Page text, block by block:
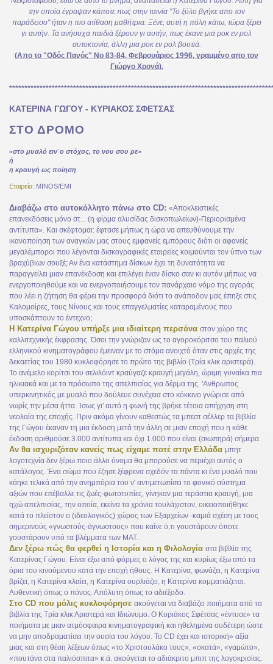
την οποία έγραψαν κάποτε πως στην ταινία "Το ξύλο βγήκε απο τον
παράδεισο" ήταν η πιο ατίθαση μαθήτρια. Ξένε, αυτή η πόλη κάτω, τώρα ξέρει
γι αυτήν. Τα ανήσυχα παιδιά ξέρουν γι αυτήν, πως έκανε μια ροκ εν ρολ
αυτοκτονία, άλλη μια ροκ εν ρολ βουτιά.
(Απο το "Οδός Πανός" Νο 83-84, Φεβρουάριος 1996, γραμμένο απο τον
Γιώργο Χρονά).
ΚΑΤΕΡΙΝΑ ΓΩΓΟΥ - ΚΥΡΙΑΚΟΣ ΣΦΕΤΣΑΣ
ΣΤΟ ΔΡΟΜΟ
«στο μυαλό ειν΄ο στόχος, το νου σου ρε»
ή
η κραυγή ως ποίηση
Εταιρεία: MINOS/EMI
Διαβάζω στο αυτοκόλλητο πάνω στο CD: «Αποκλειστικές
επανεκδόσεις μόνο στ... (η φίρμα αλυσίδας δισκοπωλείων)-Περιορισμένα
αντίτυπα». Και σκέφτομαι: έφτασε μήπως η ώρα να απευθύνουμε την
ικανοποίηση των αναγκών μας στους εμφανείς εμπόρους διότι οι αφανείς
μεγαλέμποροι που λέγονται δισκογραφικές εταιρείες κοιμούνται τον ύπνο των
βραχύβιων σουξέ; Αν ένα κατάστημα δίσκων έχει τη δυνατότητα να
παραγγείλει μιαν επανέκδοση και επιλέγει έναν δίσκο σαν κι αυτόν μήπως να
ενεργοποιηθούμε και να ενεργοποιήσουμε τον πανάρχαιο νόμο της αγοράς
που λέει η ζήτηση θα φέρει την προσφορά διότι το ανάποδον μας έπηξε στις
Καλομοίρες, τους Νίνους και τους επαγγελματίες καταραμένους που
υποσκάπτουν το έντεχνο;
Η Κατερίνα Γώγου υπήρξε μια ιδιαίτερη περσόνα στον χώρο της
καλλιτεχνικής έκφρασης. Όσοι την γνώριζαν ως το αγοροκόριτσο του παλιού
ελληνικού κινηματογράφου έμειναν με το στόμα ανοιχτό όταν στις αρχές της
δεκαετίας του 1980 κυκλοφόρησε το πρώτο της βιβλίο (Τρία κλικ αριστερά).
Το ανέμελο κορίτσι του σελιλόιντ κραύγαζε κραυγή μεγάλη, ώριμη γυναίκα πια
ηλικιακά και με το πρόσωπο της απελπισίας για δέρμα της. 'Ανθρωπος
υπερκινητικός με μυαλό που δούλευε συνέχεια στο κόκκινο γνώρισε από
νωρίς την μέσα ήττα. Ίσως γι' αυτό η φωνή της βρήκε τέτοια απήχηση στη
νεολαία της εποχής. Πριν ακόμα γίνουν καθεστώς τα μπεστ σέλλερ τα βιβλία
της Γώγου έκαναν τη μια έκδοση μετά την άλλη σε μιαν εποχή που η κάθε
έκδοση αριθμούσε 3.000 αντίτυπα και όχι 1.000 που είναι (σιωπηρά) σήμερα.
Αν θα ισχυριζόταν κανείς πως είχαμε ποτέ στην Ελλάδα μπητ
λογοτεχνία δεν ξέρω ποιο άλλο όνομα θα μπορούσε να περιέχει αυτός ο
κατάλογος. Ένα σώμα που έζησε ξέφρενα σχεδόν τα πάντα κι ένα μυαλό που
κάηκε τελικά από την ανημπόρια του ν' αντιμετωπίσει το φονικό σύστημα
αξιών που επέβαλλε τις ζωές-φωτοτυπίες, γίνηκαν μια τεράστια κραυγή, μια
ηχώ απελπισίας, την οποία, εκείνα τα χρόνια τουλάχιστον, οικειοποιήθηκε
κατά το πλείστον ο (ιδεολογικός) χώρος των Εξαρχείων -καμιά σχέση με τους
σημερινούς «γνωστούς-άγνωστους» που καίνε ό,τι γουστάρουν όποτε
γουστάρουν υπό τα βλέμματα των ΜΑΤ.
Δεν ξέρω πώς θα φερθεί η Ιστορία και η Φιλολογία στα βιβλία της
Κατερίνας Γώγου. Είναι έξω από φόρμες ο λόγος της και κυρίως έξω από τα
όρια του κινούμενου κατά την εποχή ήθους. Η Κατερίνα, φωνάζει, η Κατερίνα
βρίζει, η Κατερίνα κλαίει, η Κατερίνα ουρλιάζει, η Κατερίνα κομματιάζεται.
Αυθεντική όπως ο πόνος. Απόλυτη όπως το αδιέξοδο.
Στο CD που μόλις κυκλοφόρησε ακούγεται να διαβάζει ποιήματα από τα
βιβλία της Τρία κλικ Αριστερά και Ιδιώνυμο. Ο Κυριάκος Σφέτσας «έντυσε» τα
ποιήματα με μιαν ατμόσφαιρα κινηματογραφική και ηθελημένα ουδέτερη ώστε
να μην αποδραματίσει την ουσία του λόγου. Το CD έχει και ιστορική» αξία
μιας και στη θέση λέξεων όπως «το Χριστουλάκο τους», «σκατά», «γαμώτο»,
«πουτάνα στα παλιόσπιτα» κ.ά. ακούγεται το αδιάκριτο μπιπ της λογοκρισίας.